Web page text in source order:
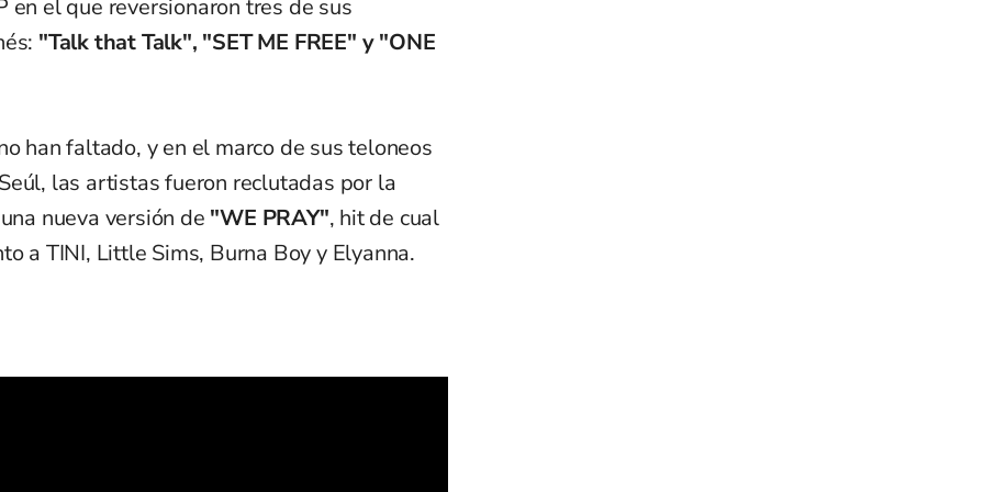
en el que reversionaron tres de sus
"Talk that Talk", "SET ME FREE" y "ONE
han faltado, y en el marco de sus teloneos
las artistas fueron reclutadas por la
nueva versión de "WE PRAY", hit de cual
a TINI, Little Sims, Burna Boy y Elyanna.